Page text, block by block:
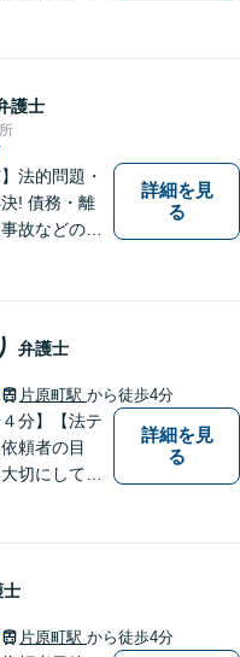
護士
法的問題・
! 債務・離
故などの問
詳細を見
る
弁護士
片原町駅 から徒歩4分
分】【法テ
頼者の目
切にしてい
目指して参
夜間／休日
ご相談くだ
詳細を見
る
士
片原町駅 から徒歩4分